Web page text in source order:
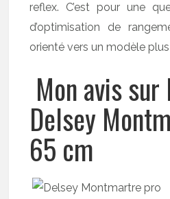
reflex. C’est pour une
d’optimisation de
orienté vers un modèle
Mon avis
Delsey
65 cm